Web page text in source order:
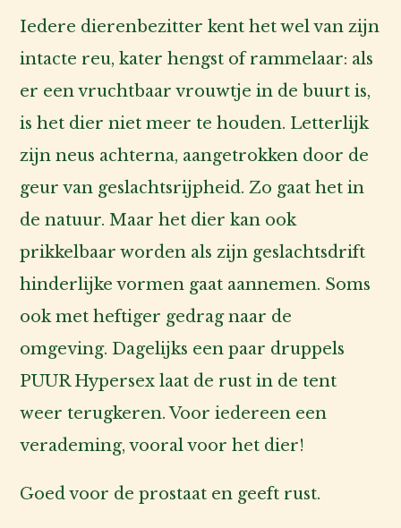
Over
ons
Account
Iedere dierenbezitter kent het wel van zijn
intacte reu, kater hengst of rammelaar: als
er een vruchtbaar vrouwtje in de buurt is,
is het dier niet meer te houden. Letterlijk
zijn neus achterna, aangetrokken door de
geur van geslachtsrijpheid. Zo gaat het in
de natuur. Maar het dier kan ook
prikkelbaar worden als zijn geslachtsdrift
hinderlijke vormen gaat aannemen. Soms
ook met heftiger gedrag naar de
omgeving. Dagelijks een paar druppels
PUUR Hypersex laat de rust in de tent
weer terugkeren. Voor iedereen een
verademing, vooral voor het dier!
Goed voor de prostaat en geeft rust.